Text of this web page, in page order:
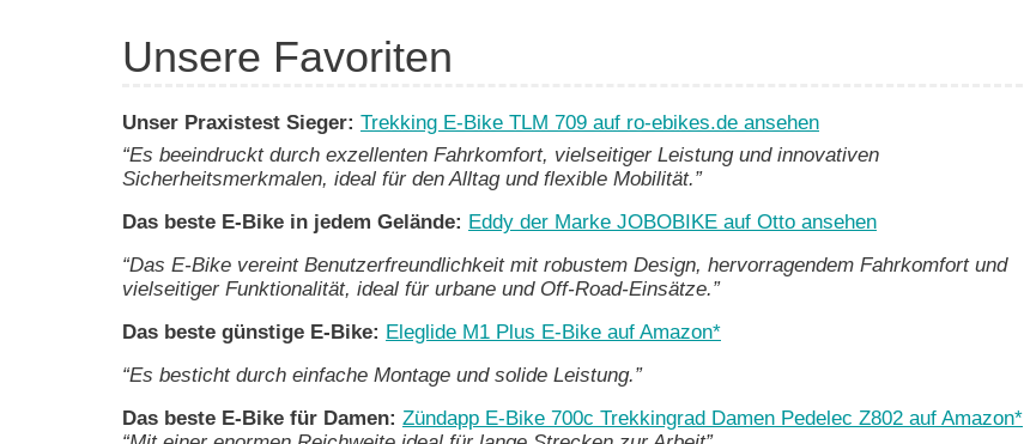
Unsere Favoriten
Unser Praxistest Sieger: Trekking E-Bike TLM 709 auf ro-ebikes.de ansehen
“Es beeindruckt durch exzellenten Fahrkomfort, vielseitiger Leistung und innovativen
Sicherheitsmerkmalen, ideal für den Alltag und flexible Mobilität.”
Das beste E-Bike in jedem Gelände: Eddy der Marke JOBOBIKE auf Otto ansehen
“Das E-Bike vereint Benutzerfreundlichkeit mit robustem Design, hervorragendem Fahrkomfort und
vielseitiger Funktionalität, ideal für urbane und Off-Road-Einsätze.”
Das beste günstige E-Bike: Eleglide M1 Plus E-Bike auf Amazon*
“Es besticht durch einfache Montage und solide Leistung.”
Das beste E-Bike für Damen: Zündapp E-Bike 700c Trekkingrad Damen Pedelec Z802 auf Amazon*